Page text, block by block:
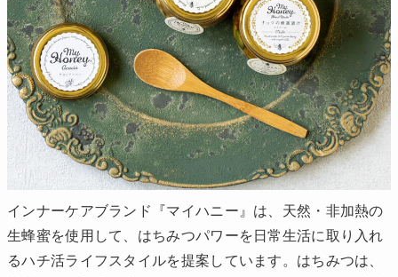
インナーケアブランド『マイハニー』は、天然・非加熱の
生蜂蜜を使用して、はちみつパワーを日常生活に取り入れ
るハチ活ライフスタイルを提案しています。はちみつは、